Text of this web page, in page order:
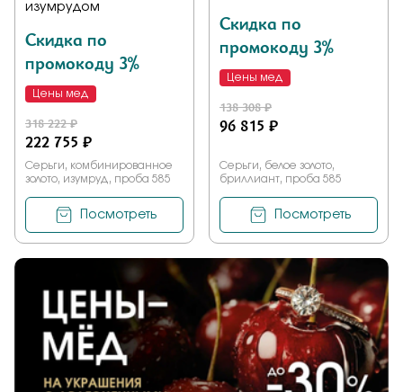
изумрудом
Скидка по
промокоду 3%
Цены мед
318 222 ₽
222 755 ₽
Серьги, комбинированное
золото, изумруд, проба 585
Посмотреть
Скидка по
промокоду 3%
Цены мед
138 308 ₽
96 815 ₽
Серьги, белое золото,
бриллиант, проба 585
Посмотреть